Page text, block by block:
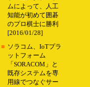
ムによって、人工
知能が初めて囲碁
のプロ棋士に勝利
[2016/01/28]
■ ソラコム、IoTプラ
ットフォーム
「SORACOM」と
既存システムを専
用線でつなぐサー